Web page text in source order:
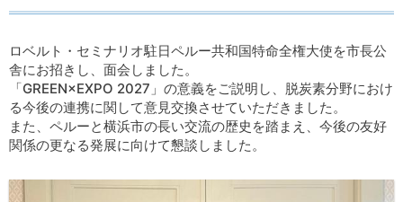
ロベルト・セミナリオ駐日ペルー共和国特命全権大使を市長公
舎にお招きし、面会しました。
「GREEN×EXPO 2027」の意義をご説明し、脱炭素分野におけ
る今後の連携に関して意見交換させていただきました。
また、ペルーと横浜市の長い交流の歴史を踏まえ、今後の友好
関係の更なる発展に向けて懇談しました。